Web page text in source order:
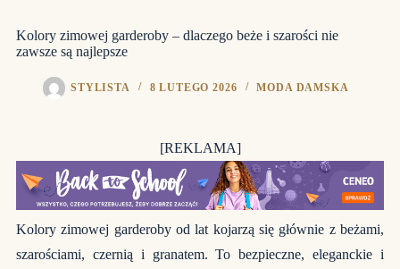
Kolory zimowej garderoby – dlaczego beże i szarości nie
zawsze są najlepsze
STYLISTA 8 LUTEGO 2026 MODA DAMSKA
[REKLAMA]
Kolory zimowej garderoby od lat kojarzą się głównie z beżami,
szarościami, czernią i granatem. To bezpieczne, eleganckie i